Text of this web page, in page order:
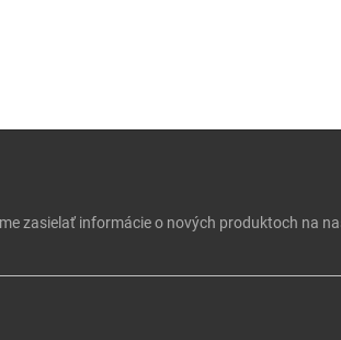
zasielať informácie o nových produktoch na